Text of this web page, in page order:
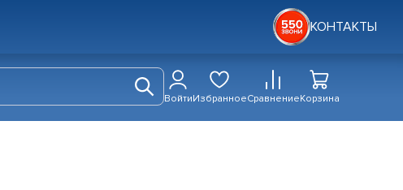
КОНТАКТЫ
ВойтиИзбранноеСравнениеКорзина